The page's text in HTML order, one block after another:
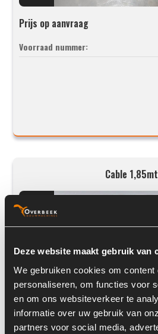
Deze website maakt gebruik van
We gebruiken cookies om content
personaliseren, om functies voor
en om ons websiteverkeer te
informatie over uw gebruik van
partners voor social media,
Prijs op aanvraag
Voorraad nummer:
Cable
Prijs op aanvraag